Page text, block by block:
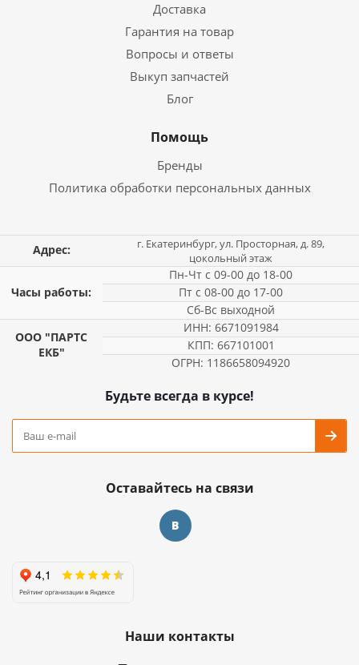
Доставка
Гарантия на товар
Вопросы и ответы
Выкуп запчастей
Блог
Помощь
Бренды
Политика обработки персональных данных
Адрес:
г. Екатеринбург, ул. Просторная, д. 89,
цокольный этаж
Часы работы:
Пн-Чт с 09-00 до 18-00
Пт с 08-00 до 17-00
Сб-Вс выходной
ООО "ПАРТС
ЕКБ"
ИНН: 6671091984
КПП: 667101001
ОГРН: 1186658094920
Будьте всегда в курсе!
Оставайтесь на связи
Наши контакты